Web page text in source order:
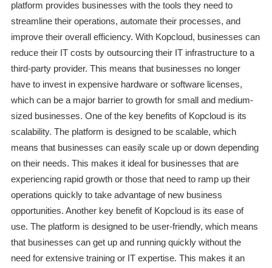
platform provides businesses with the tools they need to
streamline their operations, automate their processes, and
improve their overall efficiency. With Kopcloud, businesses can
reduce their IT costs by outsourcing their IT infrastructure to a
third-party provider. This means that businesses no longer
have to invest in expensive hardware or software licenses,
which can be a major barrier to growth for small and medium-
sized businesses. One of the key benefits of Kopcloud is its
scalability. The platform is designed to be scalable, which
means that businesses can easily scale up or down depending
on their needs. This makes it ideal for businesses that are
experiencing rapid growth or those that need to ramp up their
operations quickly to take advantage of new business
opportunities. Another key benefit of Kopcloud is its ease of
use. The platform is designed to be user-friendly, which means
that businesses can get up and running quickly without the
need for extensive training or IT expertise. This makes it an